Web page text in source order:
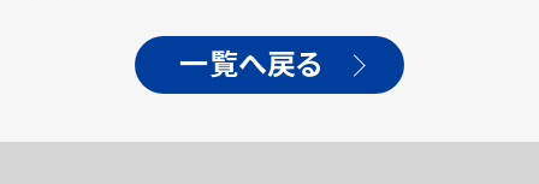
一覧へ戻る